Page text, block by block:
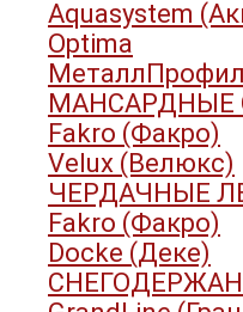
Aquasystem
Optima
МАНСАРДНЫЕ
Fakro (Факро)
Velux (Велюкс)
ЧЕРДАЧНЫЕ
Fakro (Факро)
Docke (Деке)